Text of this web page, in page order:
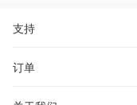
支持
订单